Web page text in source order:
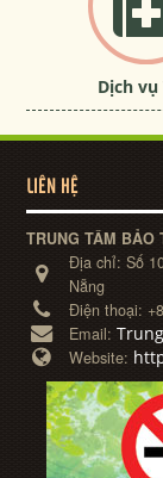
Dịch vụ
LIÊN HỆ
TRUNG TÂM BẢO
Địa chỉ:Số
Nẵng
Điện thoại:
Email:
Website: